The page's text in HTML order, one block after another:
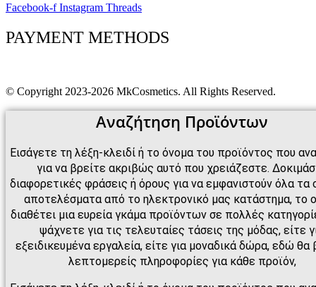
Facebook-f Instagram Threads
PAYMENT METHODS
© Copyright 2023-2026 MkCosmetics. All Rights Reserved.
Αναζήτηση Προϊόντων
Εισάγετε τη λέξη-κλειδί ή το όνομα του προϊόντος που
για να βρείτε ακριβώς αυτό που χρειάζεστε.
διαφορετικές φράσεις ή όρους για να εμφανιστούν όλα τα
αποτελέσματα από το ηλεκτρονικό μας κατάστημα, το
διαθέτει μια ευρεία γκάμα προϊόντων σε πολλές
ψάχνετε για τις τελευταίες τάσεις της μόδας, είτε
εξειδικευμένα εργαλεία, είτε για μοναδικά δώρα, εδώ θα
λεπτομερείς πληροφορίες για κάθε προϊόν,